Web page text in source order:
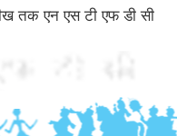
तक एन एस टी एफ डी सी